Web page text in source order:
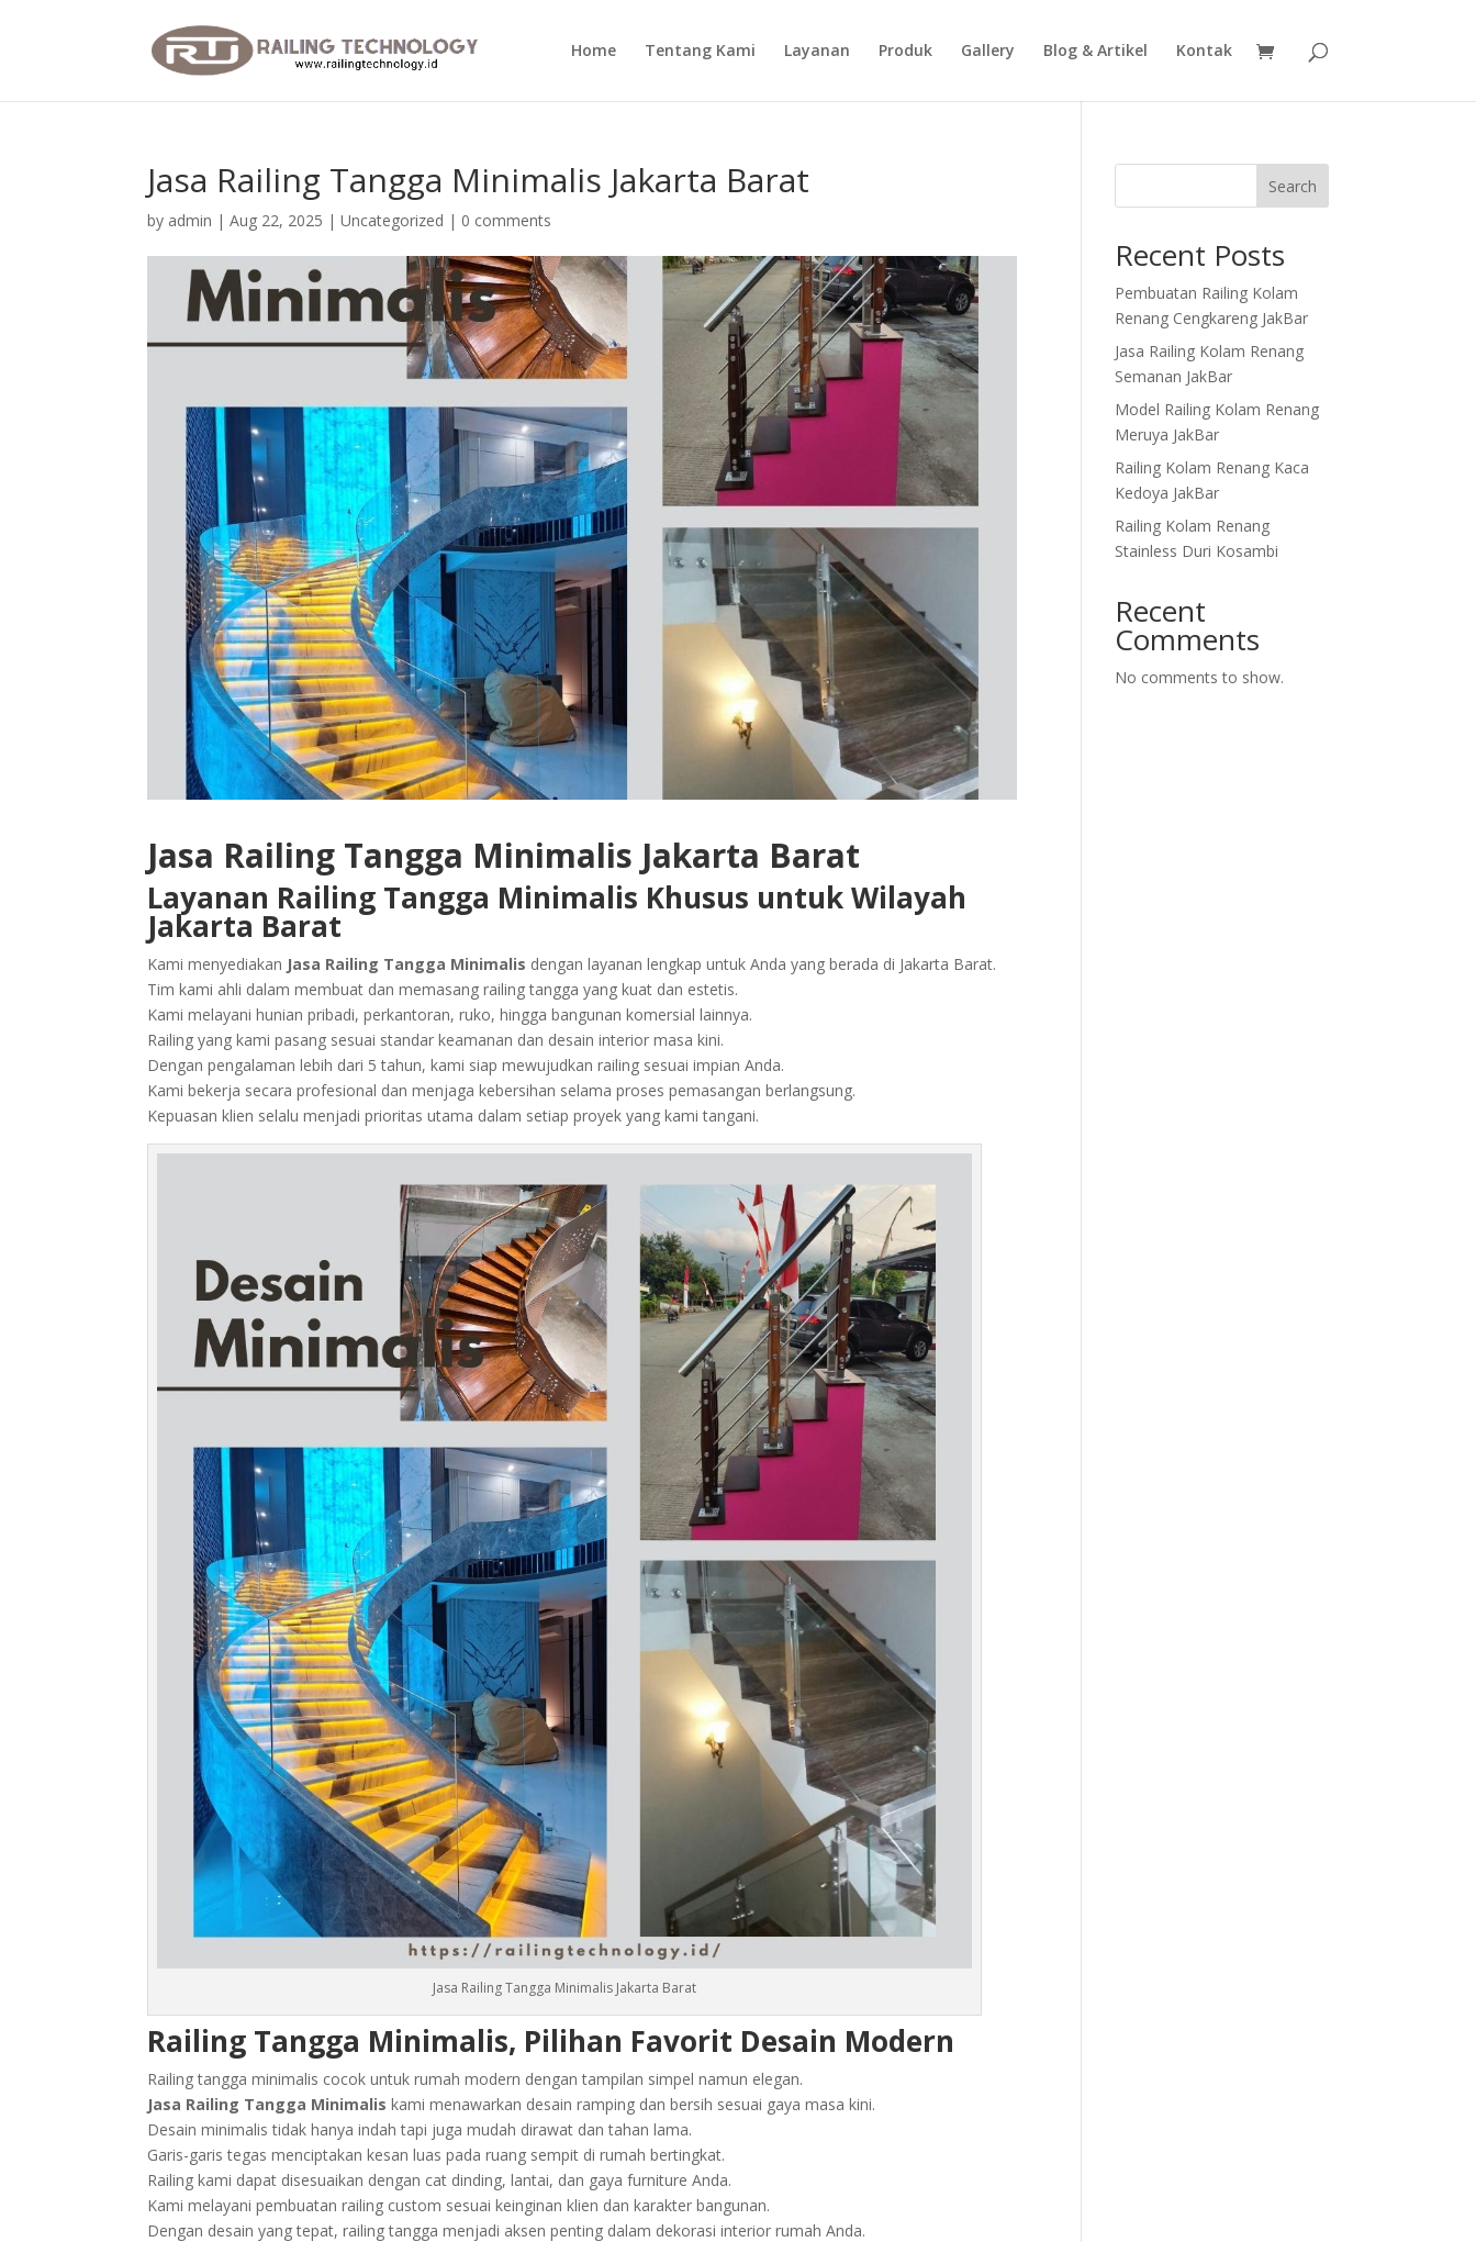
Home Tentang Kami Layanan Produk Gallery Blog & Artikel Kontak
Jasa Railing Tangga Minimalis Jakarta Barat
by admin |Aug 22, 2025 |Uncategorized | 0 comments
Jasa Railing Tangga Minimalis Jakarta Barat
Layanan Railing Tangga Minimalis Khusus untuk Wilayah
Jakarta Barat
Kami menyediakan Jasa Railing Tangga Minimalis dengan layanan lengkap untuk Anda yang berada di Jakarta Barat.
Tim kami ahli dalam membuat dan memasang railing tangga yang kuat dan estetis.
Kami melayani hunian pribadi, perkantoran, ruko, hingga bangunan komersial lainnya.
Railing yang kami pasang sesuai standar keamanan dan desain interior masa kini.
Dengan pengalaman lebih dari 5 tahun, kami siap mewujudkan railing sesuai impian Anda.
Kami bekerja secara profesional dan menjaga kebersihan selama proses pemasangan berlangsung.
Kepuasan klien selalu menjadi prioritas utama dalam setiap proyek yang kami tangani.
Jasa Railing Tangga Minimalis Jakarta Barat
Railing Tangga Minimalis, Pilihan Favorit Desain Modern
Railing tangga minimalis cocok untuk rumah modern dengan tampilan simpel namun elegan.
Jasa Railing Tangga Minimalis kami menawarkan desain ramping dan bersih sesuai gaya masa kini.
Desain minimalis tidak hanya indah tapi juga mudah dirawat dan tahan lama.
Garis-garis tegas menciptakan kesan luas pada ruang sempit di rumah bertingkat.
Railing kami dapat disesuaikan dengan cat dinding, lantai, dan gaya furniture Anda.
Kami melayani pembuatan railing custom sesuai keinginan klien dan karakter bangunan.
Dengan desain yang tepat, railing tangga menjadi aksen penting dalam dekorasi interior rumah Anda.
Search
Recent Posts
Pembuatan Railing Kolam
Renang Cengkareng JakBar
Jasa Railing Kolam Renang
Semanan JakBar
Model Railing Kolam Renang
Meruya JakBar
Railing Kolam Renang Kaca
Kedoya JakBar
Railing Kolam Renang
Stainless Duri Kosambi
Recent
Comments
No comments to show.